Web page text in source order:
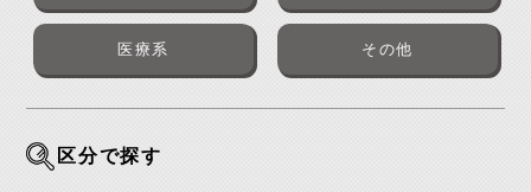
医療系 その他
区分で探す